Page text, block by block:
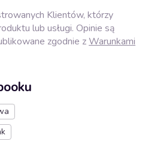
Klientów, którzy
lub usługi. Opinie są
zgodnie zWarunkami